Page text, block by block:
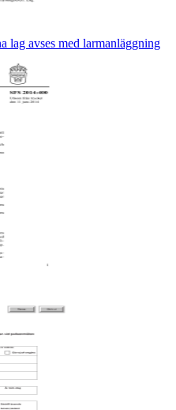
lag avses med larmanläggning